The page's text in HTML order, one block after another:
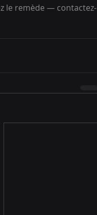
le remède — contactez-